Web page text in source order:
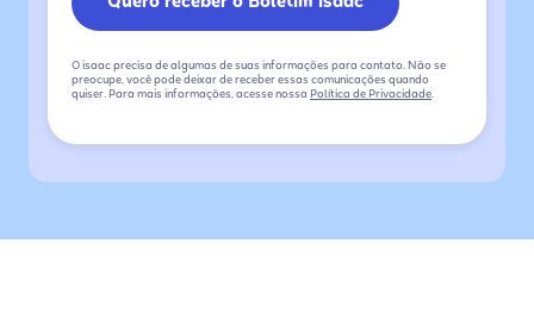
O isaac precisa de algumas de suas informações para contato. Não se
preocupe, você pode deixar de receber essas comunicações quando
quiser. Para mais informações, acesse nossa Política de Privacidade.